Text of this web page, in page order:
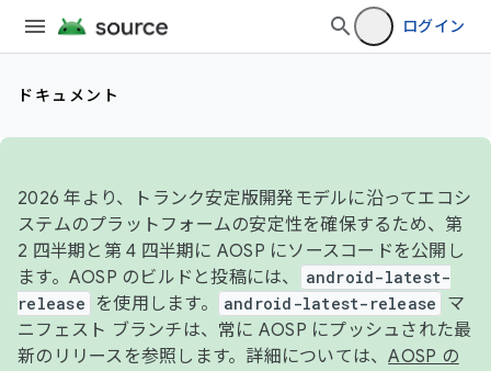
ログイン
ドキュメント
2026 年より、トランク安定版開発モデルに沿ってエコシ
ステムのプラットフォームの安定性を確保するため、第
2 四半期と第 4 四半期に AOSP にソースコードを公開し
ます。AOSP のビルドと投稿には、
android-latest-
release
を使用します。 android-latest-release
マ
ニフェスト ブランチは、常に AOSP にプッシュされた最
新のリリースを参照します。詳細については、AOSP の